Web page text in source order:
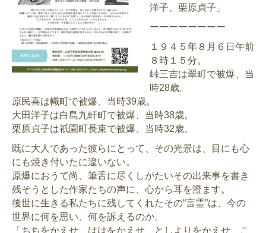
洋子、栗原貞子」
ーーーーーーーー
１９４５年８月６日午前
８時１５分。
峠三吉は翠町で被爆、当
時28歳。
原民喜は幟町で被爆、当時39歳。
大田洋子は白島九軒町で被爆、当時38歳。
栗原貞子は祇園町長束で被爆、当時32歳。
既に大人であった彼らにとって、その光景は、目にも心
にも焼き付いたに違いない。
原爆におうて尚、筆舌に尽くしがたいその出来事を書き
残そうとした作家たちの声に、心から耳を澄ます。
後世に生きる私たちに残してくれたその“言霊”は、今の
世界に何を思い、何を訴えるのか。
「ちちをかえせ ははをかえせ としよりをかえせ こ